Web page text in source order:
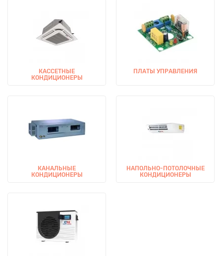
КАССЕТНЫЕ
КОНДИЦИОНЕРЫ
ПЛАТЫ УПРАВЛЕНИЯ
КАНАЛЬНЫЕ
КОНДИЦИОНЕРЫ
НАПОЛЬНО-ПОТОЛОЧНЫЕ
КОНДИЦИОНЕРЫ